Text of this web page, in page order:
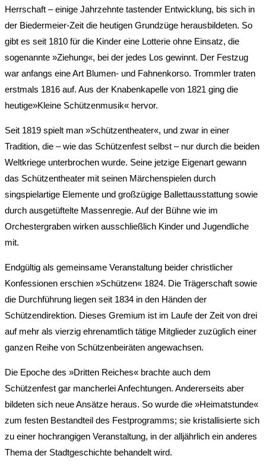
Herrschaft – einige Jahrzehnte tastender Entwicklung, bis sich in
der Biedermeier-Zeit die heutigen Grundzüge herausbildeten. So
gibt es seit 1810 für die Kinder eine Lotterie ohne Einsatz, die
sogenannte »Ziehung«, bei der jedes Los gewinnt. Der Festzug
war anfangs eine Art Blumen- und Fahnenkorso. Trommler traten
erstmals 1816 auf. Aus der Knabenkapelle von 1821 ging die
heutige»Kleine Schützenmusik« hervor.
Seit 1819 spielt man »Schützentheater«, und zwar in einer
Tradition, die – wie das Schützenfest selbst – nur durch die beiden
Weltkriege unterbrochen wurde. Seine jetzige Eigenart gewann
das Schützentheater mit seinen Märchenspielen durch
singspielartige Elemente und großzügige Ballettausstattung sowie
durch ausgetüftelte Massenregie. Auf der Bühne wie im
Orchestergraben wirken ausschließlich Kinder und Jugendliche
mit.
Endgültig als gemeinsame Veranstaltung beider christlicher
Konfessionen erschien »Schützen« 1824. Die Trägerschaft sowie
die Durchführung liegen seit 1834 in den Händen der
Schützendirektion. Dieses Gremium ist im Laufe der Zeit von drei
auf mehr als vierzig ehrenamtlich tätige Mitglieder zuzüglich einer
ganzen Reihe von Schützenbeiräten angewachsen.
Die Epoche des »Dritten Reiches« brachte auch dem
Schützenfest gar mancherlei Anfechtungen. Andererseits aber
bildeten sich neue Ansätze heraus. So wurde die »Heimatstunde«
zum festen Bestandteil des Festprogramms; sie kristallisierte sich
zu einer hochrangigen Veranstaltung, in der alljährlich ein anderes
Thema der Stadtgeschichte behandelt wird.